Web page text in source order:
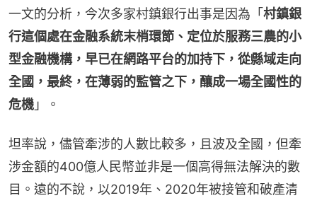
一文的分析，今次多家村鎮銀行出事是因為「 村鎮銀
行這個處在金融系統末梢環節、定位於服務三農的小
型金融機構，早已在網路平台的加持下，從縣域走向
全國，最終，在薄弱的監管之下，釀成一場全國性的
危機 」。
坦率說，儘管牽涉的人數比較多，且波及全國，但牽
涉金額的400億人民幣並非是一個高得無法解決的數
目。遠的不說，以2019年、2020年被接管和破產清